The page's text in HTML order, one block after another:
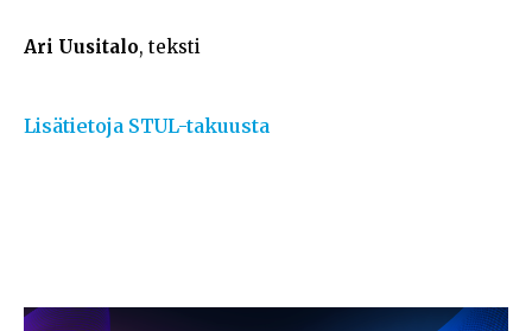
Ari Uusitalo, teksti
Lisätietoja STUL-takuusta